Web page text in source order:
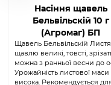
Насіння щавель
Бельвільскій 10 г
(Агромаг) БП
Щавель Бельвільскій Листя
щавлю великі, товсті,
можна з ранньої весни до
Урожайність листової маси
висока. Рекомендується